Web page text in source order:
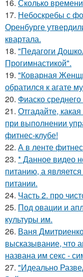
16. Сколько
17. Небоскребы с
Оренбурге
квартала.
18. "Педагоги
Прогимнастикой".
19. "Коварная
обратился к агате
20. Фиаско среднего
21. Отгадайте,
при выполнении
фитнес-клубе!
22. А в ленте
23. * Данное видео
питанию, а
питании.
24. Часть 2. про
25. Под овации и
культуры им.
26. Ваня
высказывание, что
названа им секс -
27. "Идеально